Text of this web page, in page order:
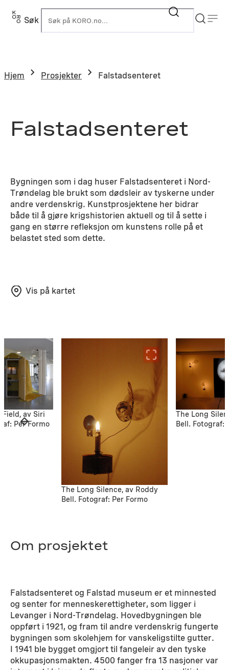
Hopp
Søk
Hjem Prosjekter Falstadsenteret
Falstadsenteret
Bygningen som i dag huser Falstadsenteret i Nord-
Trøndelag ble brukt som dødsleir av tyskerne under
andre verdenskrig. Kunstprosjektene her bidrar
både til å gjøre krigshistorien aktuell og til å sette i
gang en større refleksjon om kunstens rolle på et
belastet sted som dette.
Vis på kartet
av Siri
Per Formo
The Long Silence, av Roddy
Bell. Fotograf: Per Formo
The Long
Bell. Fotograf:
Om prosjektet
Falstadsenteret og Falstad museum er et minnested
og senter for menneskerettigheter, som ligger i
Levanger i Nord-Trøndelag. Hovedbygningen ble
oppført i 1921, og fram til andre verdenskrig fungerte
bygningen som skolehjem for vanskeligstilte gutter.
I 1941 ble bygget omgjort til fangeleir av den tyske
okkupasjonsmakten. 4500 fanger fra 13 nasjoner var